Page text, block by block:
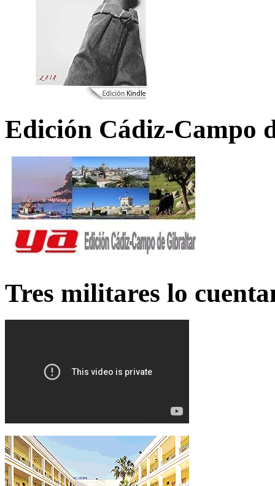
Edición Cádiz-Campo
Tres militares lo